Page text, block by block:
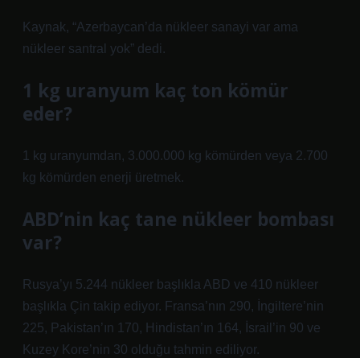
Kaynak, “Azerbaycan’da nükleer sanayi var ama
nükleer santral yok” dedi.
1 kg uranyum kaç ton kömür
eder?
1 kg uranyumdan, 3.000.000 kg kömürden veya 2.700
kg kömürden enerji üretmek.
ABD’nin kaç tane nükleer bombası
var?
Rusya’yı 5.244 nükleer başlıkla ABD ve 410 nükleer
başlıkla Çin takip ediyor. Fransa’nın 290, İngiltere’nin
225, Pakistan’ın 170, Hindistan’ın 164, İsrail’in 90 ve
Kuzey Kore’nin 30 olduğu tahmin ediliyor.